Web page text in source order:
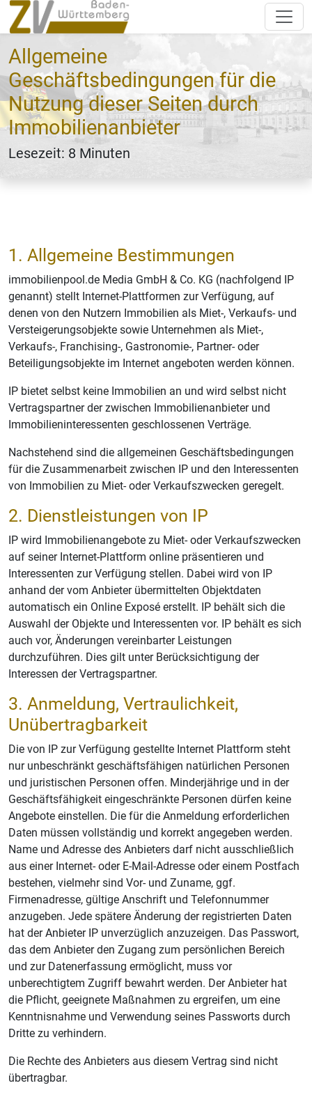
Allgemeine
Geschäftsbedingungen für die
Nutzung dieser Seiten durch
Immobilienanbieter
Lesezeit: 8 Minuten
1. Allgemeine Bestimmungen
immobilienpool.de Media GmbH & Co. KG (nachfolgend IP
genannt) stellt Internet-Plattformen zur Verfügung, auf
denen von den Nutzern Immobilien als Miet-, Verkaufs- und
Versteigerungsobjekte sowie Unternehmen als Miet-,
Verkaufs-, Franchising-, Gastronomie-, Partner- oder
Beteiligungsobjekte im Internet angeboten werden können.
IP bietet selbst keine Immobilien an und wird selbst nicht
Vertragspartner der zwischen Immobilienanbieter und
Immobilieninteressenten geschlossenen Verträge.
Nachstehend sind die allgemeinen Geschäftsbedingungen
für die Zusammenarbeit zwischen IP und den Interessenten
von Immobilien zu Miet- oder Verkaufszwecken geregelt.
2. Dienstleistungen von IP
IP wird Immobilienangebote zu Miet- oder Verkaufszwecken
auf seiner Internet-Plattform online präsentieren und
Interessenten zur Verfügung stellen. Dabei wird von IP
anhand der vom Anbieter übermittelten Objektdaten
automatisch ein Online Exposé erstellt. IP behält sich die
Auswahl der Objekte und Interessenten vor. IP behält es sich
auch vor, Änderungen vereinbarter Leistungen
durchzuführen. Dies gilt unter Berücksichtigung der
Interessen der Vertragspartner.
3. Anmeldung, Vertraulichkeit,
Unübertragbarkeit
Die von IP zur Verfügung gestellte Internet Plattform steht
nur unbeschränkt geschäftsfähigen natürlichen Personen
und juristischen Personen offen. Minderjährige und in der
Geschäftsfähigkeit eingeschränkte Personen dürfen keine
Angebote einstellen. Die für die Anmeldung erforderlichen
Daten müssen vollständig und korrekt angegeben werden.
Name und Adresse des Anbieters darf nicht ausschließlich
aus einer Internet- oder E-Mail-Adresse oder einem Postfach
bestehen, vielmehr sind Vor- und Zuname, ggf.
Firmenadresse, gültige Anschrift und Telefonnummer
anzugeben. Jede spätere Änderung der registrierten Daten
hat der Anbieter IP unverzüglich anzuzeigen. Das Passwort,
das dem Anbieter den Zugang zum persönlichen Bereich
und zur Datenerfassung ermöglicht, muss vor
unberechtigtem Zugriff bewahrt werden. Der Anbieter hat
die Pflicht, geeignete Maßnahmen zu ergreifen, um eine
Kenntnisnahme und Verwendung seines Passworts durch
Dritte zu verhindern.
Die Rechte des Anbieters aus diesem Vertrag sind nicht
übertragbar.